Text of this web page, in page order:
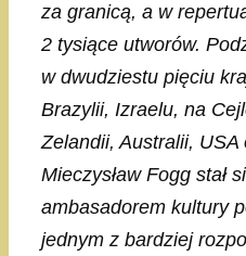
za granicą, a w
2 tysiące utworów.
w dwudziestu pięciu
Brazylii, Izraelu, na
Zelandii, Australii, USA
Mieczysław Fogg stał
ambasadorem kultury
jednym z bardziej